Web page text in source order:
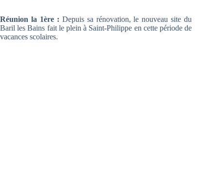
Réunion la 1ère : Depuis sa rénovation, le nouveau site du
Baril les Bains fait le plein à Saint-Philippe en cette période de
vacances scolaires.